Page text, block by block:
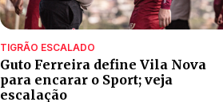
TIGRÃO ESCALADO
Guto Ferreira define Vila Nova
para encarar o Sport; veja
escalação